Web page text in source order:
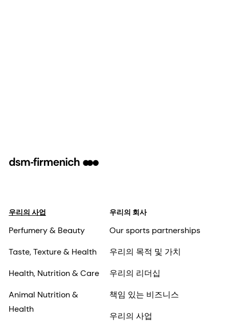
우리의 사업
Perfumery & Beauty
Taste, Texture & Health
Health, Nutrition & Care
Animal Nutrition &
Health
우리의 회사
Our sports partnerships
우리의 목적 및 가치
우리의 리더십
책임 있는 비즈니스
우리의 사업